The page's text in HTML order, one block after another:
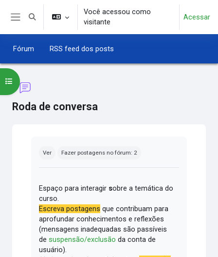
Ir para o conteúdo principal
Alternar entrada de pesquisa
Você acessou como
visitante
Acessar
Fórum RSS feed dos posts
Roda de conversa
Abrir índice do curso
Ver Fazer postagens no fórum: 2
Espaço para interagir sobre a temática do
curso.
Escreva postagens que contribuam para
aprofundar conhecimentos e reflexões
(mensagens inadequadas são passíveis
desuspensão/exclusão da conta de
usuário).